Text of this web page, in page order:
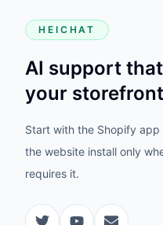
HEICHAT
AI support
your
Start with the Shopify
the website install only
requires it.